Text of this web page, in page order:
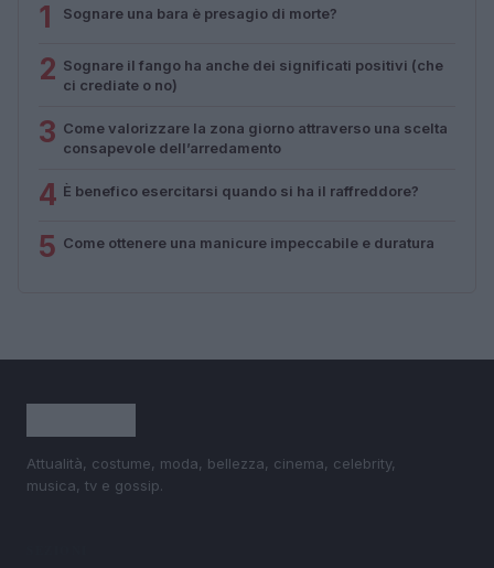
1 Sognare una bara è presagio di morte?
2 Sognare il fango ha anche dei significati positivi (che
ci crediate o no)
3 Come valorizzare la zona giorno attraverso una scelta
consapevole dell’arredamento
4 È benefico esercitarsi quando si ha il raffreddore?
5 Come ottenere una manicure impeccabile e duratura
Attualità, costume, moda, bellezza, cinema, celebrity,
musica, tv e gossip.